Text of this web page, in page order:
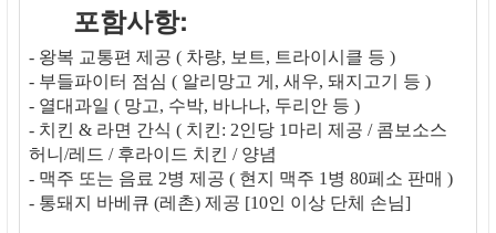
포함사항:
- 왕복 교통편 제공 ( 차량, 보트, 트라이시클 등 )
- 부들파이터 점심 ( 알리망고 게, 새우, 돼지고기 등 )
- 열대과일 ( 망고, 수박, 바나나, 두리안 등 )
- 치킨 & 라면 간식 ( 치킨: 2인당 1마리 제공 / 콤보소스
허니/레드 / 후라이드 치킨 / 양념
- 맥주 또는 음료 2병 제공 ( 현지 맥주 1병 80페소 판매 )
- 통돼지 바베큐 (레촌) 제공 [10인 이상 단체 손님]